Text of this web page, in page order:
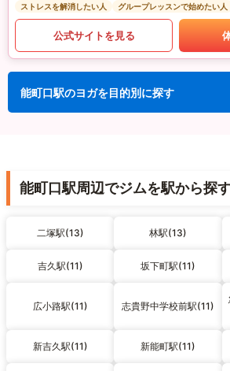
ストレスを解消したい人
グループレッスンで始めたい人
公式サイトを見る
能町口駅のヨガを目的別に探す
能町口駅周辺でジムを駅から探
二塚駅(13) 林駅(13)
吉久駅(11) 坂下町駅(11)
広小路駅(11) 志貴野中学校前駅(11)
新吉久駅(11) 新能町駅(11)